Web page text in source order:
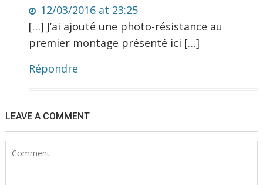
12/03/2016 at 23:25
[…] J’ai ajouté une photo-résistance au
premier montage présenté ici […]
Répondre
LEAVE A COMMENT